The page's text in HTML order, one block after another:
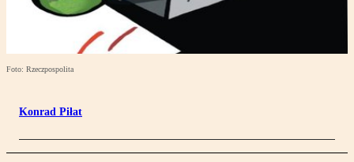
Foto: Rzeczpospolita
Konrad Piłat